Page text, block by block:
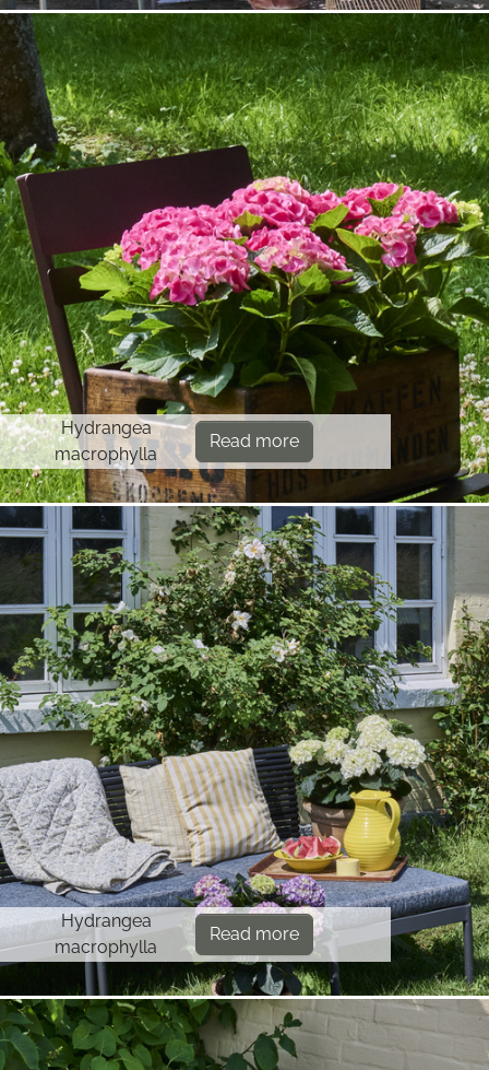
Hydrangea
macrophylla
Read more
Hydrangea
macrophylla
Read more